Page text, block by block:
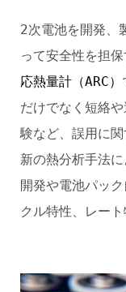
2次電池を開発、
って安全性を担保
応熱量計（ARC）
だけでなく短絡
験など、誤用に
新の熱分析手法
開発や電池パッ
クル特性、レー